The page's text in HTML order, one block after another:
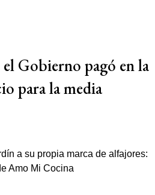
Gobierno pagó en la
para la media